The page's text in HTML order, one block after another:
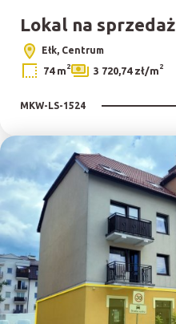
Lokal na sprzedaż
Ełk, Centrum
74 m2 3 720,74 zł/m2
MKW-LS-1524